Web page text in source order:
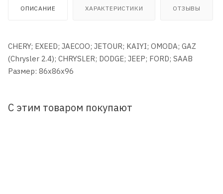
ОПИСАНИЕ ХАРАКТЕРИСТИКИ ОТЗЫВЫ
CHERY; EXEED; JAECOO; JETOUR; KAIYI; OMODA; GAZ
(Chrysler 2.4); CHRYSLER; DODGE; JEEP; FORD; SAAB
Размер: 86x86x96
С этим товаром покупают